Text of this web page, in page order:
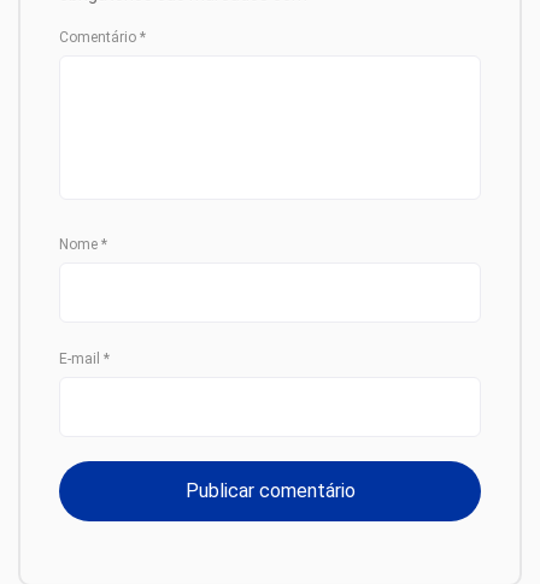
Comentário *
Nome *
E-mail *